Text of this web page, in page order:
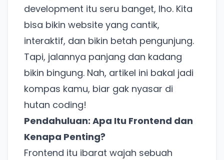
development itu seru banget, lho. Kita
bisa bikin website yang cantik,
interaktif, dan bikin betah pengunjung.
Tapi, jalannya panjang dan kadang
bikin bingung. Nah, artikel ini bakal jadi
kompas kamu, biar gak nyasar di
hutan coding!
Pendahuluan: Apa Itu Frontend dan
Kenapa Penting?
Frontend itu ibarat wajah sebuah